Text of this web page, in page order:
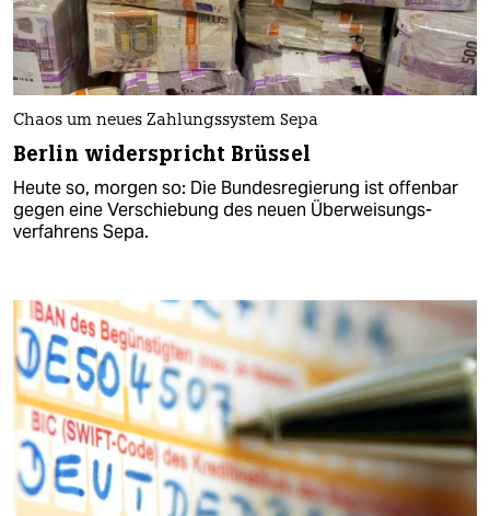
Chaos um neues Zahlungssystem Sepa
Berlin widerspricht Brüssel
Heute so, morgen so: Die Bundesregierung ist offenbar
gegen eine Verschiebung des neuen Überweisungs-
verfahrens Sepa.